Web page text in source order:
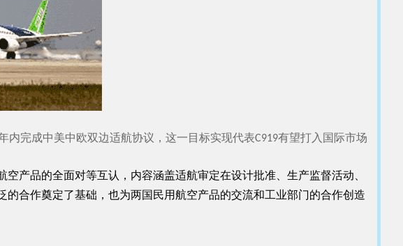
完成中美中欧双边适航协议，这一目标实现代表C919有望打入国际市场
产品的全面对等互认，内容涵盖适航审定在设计批准、生产监督活动、
合作奠定了基础，也为两国民用航空产品的交流和工业部门的合作创造